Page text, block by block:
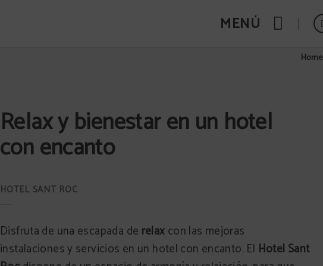
MENÚ
Home
Relax y bienestar en un hotel
con encanto
Disfruta de una escapada de relaxcon las mejoras
instalaciones y servicios en un hotel con encanto. El Hotel Sant